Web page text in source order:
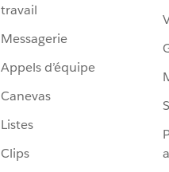
travail
Messagerie
Appels d’équipe
Canevas
Listes
Clips